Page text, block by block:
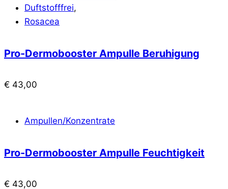
Duftstofffrei,
Rosacea
Pro-Dermobooster Ampulle Beruhigung
€ 43,00
Ampullen/Konzentrate
Pro-Dermobooster Ampulle Feuchtigkeit
€ 43,00